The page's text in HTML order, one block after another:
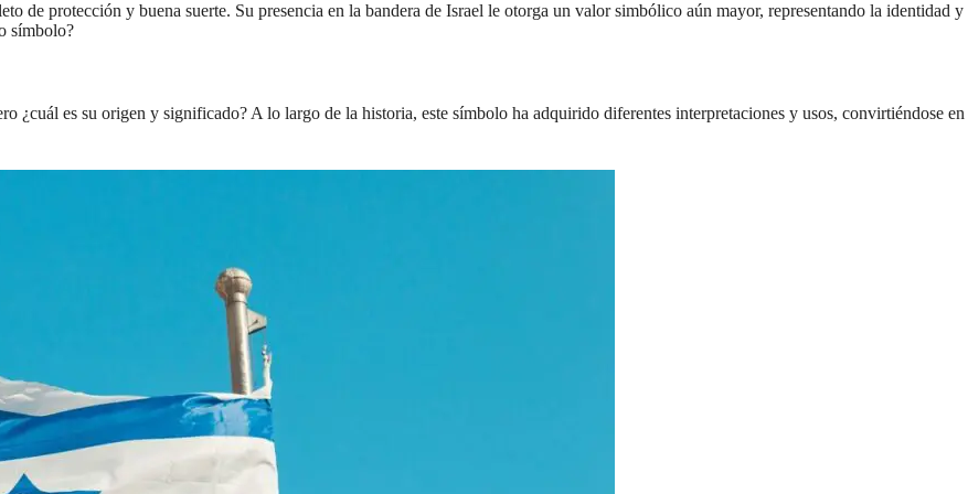
de protección y buena suerte. Su presencia en la bandera de Israel le otorga un valor simbólico aún mayor, representando la identidad y
símbolo?
¿cuál es su origen y significado? A lo largo de la historia, este símbolo ha adquirido diferentes interpretaciones y usos, convirtiéndose en